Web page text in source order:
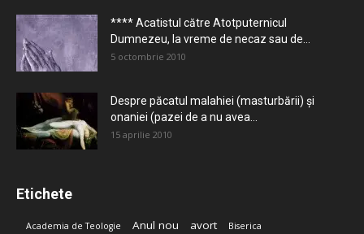
**** Acatistul către Atotputernicul
Dumnezeu, la vreme de necaz sau de...
5 octombrie 2010
Despre păcatul malahiei (masturbării) şi
onaniei (pazei de a nu avea...
15 aprilie 2010
Etichete
Academia de Teologie Anul nou avort Biserica